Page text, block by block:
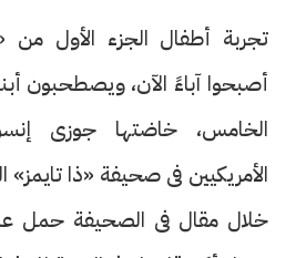
تجربة أطفال الجزء الأول من
أصبحوا آباءً الآن، ويصطحبون
الخامس، خاضتها جوزى
الأمريكيين فى صحيفة «ذا تايمز»